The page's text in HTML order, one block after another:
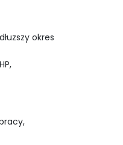
okres